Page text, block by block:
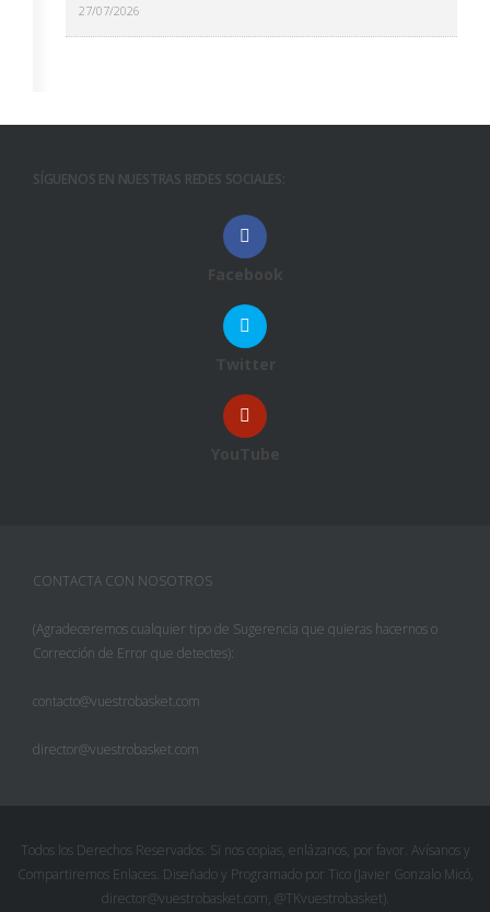
27/07/2026
SÍGUENOS EN NUESTRAS REDES SOCIALES:
Facebook
Twitter
YouTube
CONTACTA CON NOSOTROS
(Agradeceremos cualquier tipo de Sugerencia que quieras hacernos o
Corrección de Error que detectes):
contacto@vuestrobasket.com
director@vuestrobasket.com
Todos los Derechos Reservados. Si nos copias, enlázanos, por favor. Avísanos y
Compartiremos Enlaces. Diseñado y Programado por Tico (Javier Gonzalo Micó,
director@vuestrobasket.com, @TKvuestrobasket).
Pinterest